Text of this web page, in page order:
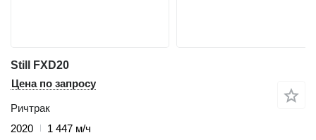
Still FXD20
Цена по запросу
Ричтрак
2020
1 447 м/ч